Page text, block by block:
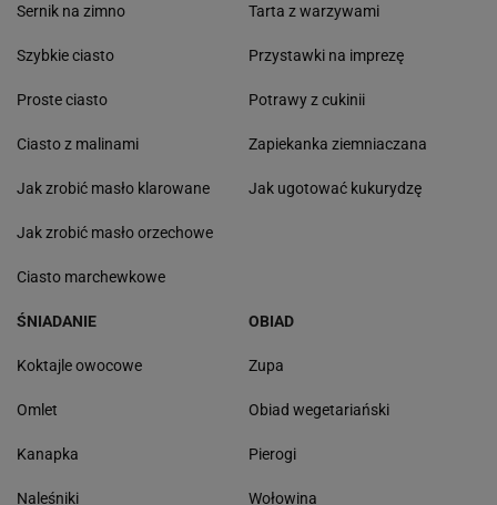
Sernik na zimno
Szybkie ciasto
Proste ciasto
Ciasto z malinami
Jak zrobić masło klarowane
Jak zrobić masło orzechowe
Ciasto marchewkowe
Tarta z warzywami
Przystawki na imprezę
Potrawy z cukinii
Zapiekanka ziemniaczana
Jak ugotować kukurydzę
ŚNIADANIE
Koktajle owocowe
Omlet
Kanapka
Naleśniki
OBIAD
Zupa
Obiad wegetariański
Pierogi
Wołowina